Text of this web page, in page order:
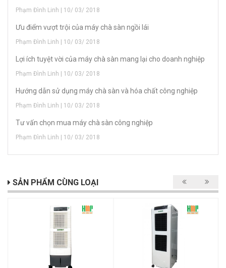
Phạm Đình Linh | 10/ 03/ 2018
Ưu điểm vượt trội của máy chà sàn ngồi lái
Phạm Đình Linh | 10/ 03/ 2018
Lợi ích tuyệt vời của máy chà sàn mang lại cho doanh nghiệp
Phạm Đình Linh | 10/ 03/ 2018
Hướng dẫn sử dụng máy chà sàn và hóa chất công nghiệp
Phạm Đình Linh | 10/ 03/ 2018
Tư vấn chọn mua máy chà sàn công nghiệp
Phạm Đình Linh | 10/ 03/ 2018
SẢN PHẨM CÙNG LOẠI